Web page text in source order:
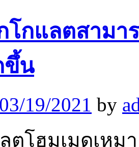
โกแลตสามา
ขึ้น
03/19/2021 by
ตโฮมเมดเหม